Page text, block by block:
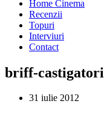
Home Cinema
Recenzii
Topuri
Interviuri
Contact
briff-castigatori
31 iulie 2012